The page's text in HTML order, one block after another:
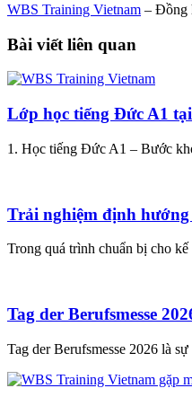
WBS Training Vietnam – Đồng
Bài viết liên quan
Lớp học tiếng Đức A1
1. Học tiếng Đức A1 – Bước
Trải nghiệm định
Trong quá trình chuẩn bị cho
Tag der Berufsmesse
Tag der Berufsmesse 2026 là